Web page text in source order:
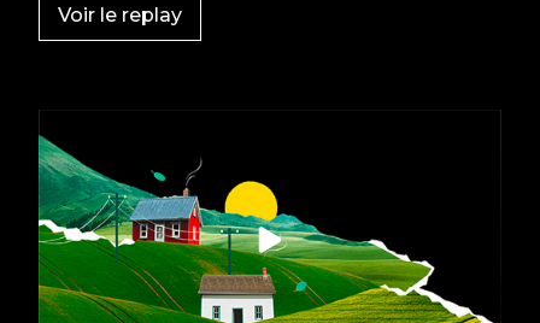
Voir le replay